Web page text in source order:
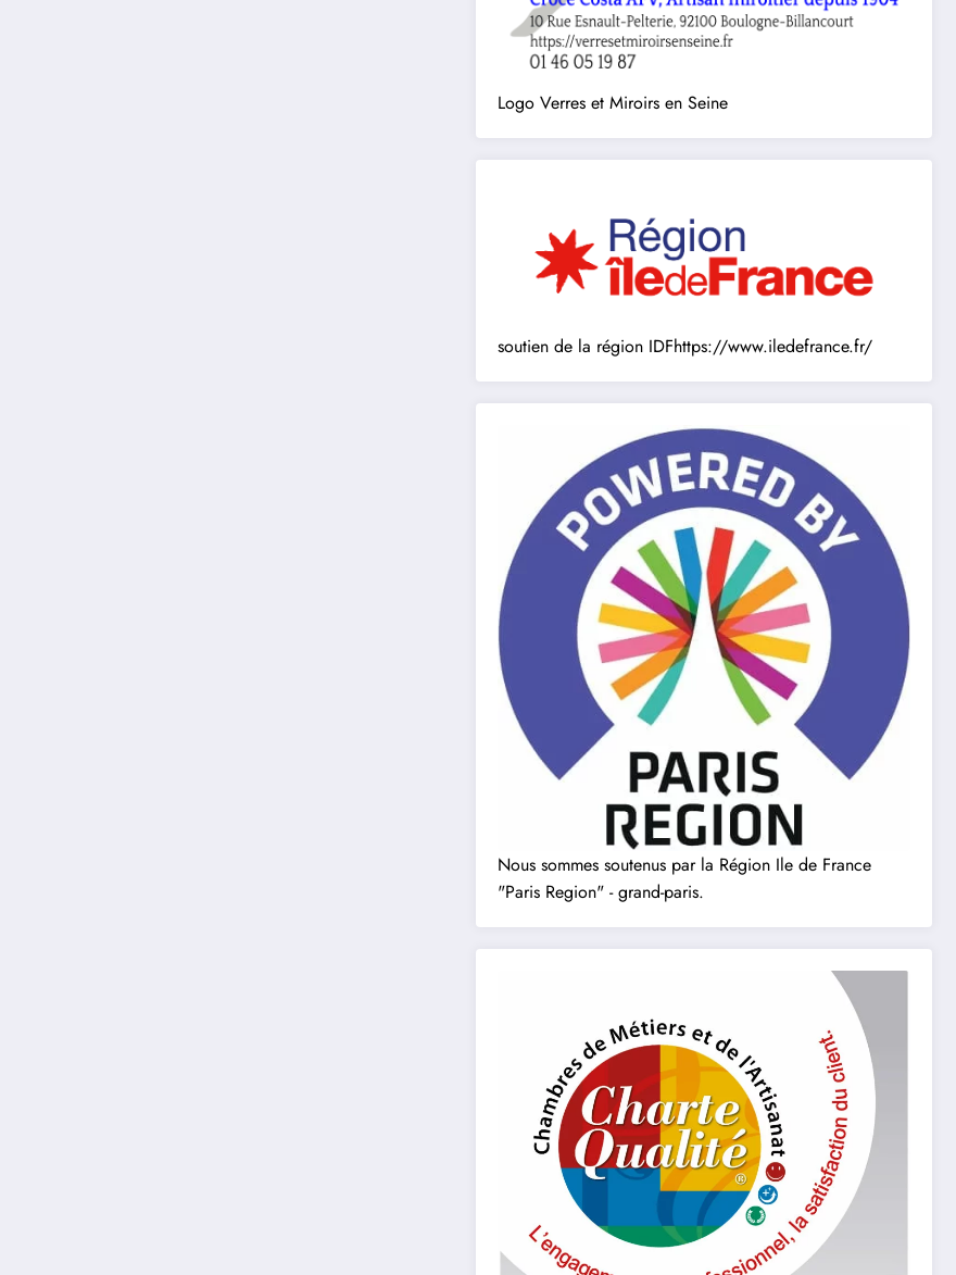
Logo Verres et Miroirs en Seine
soutien de la région IDFhttps://www.iledefrance.fr/
Nous sommes soutenus par la Région Ile de France
"Paris Region" - grand-paris.